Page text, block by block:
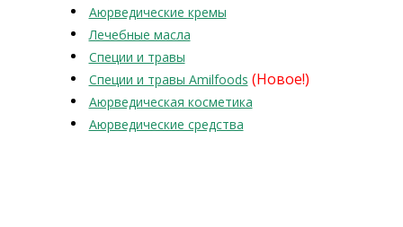
Аюрведические кремы
Лечебные масла
Специи и травы
Специи и травы Amilfoods (Новое!)
Аюрведическая косметика
Аюрведические средства